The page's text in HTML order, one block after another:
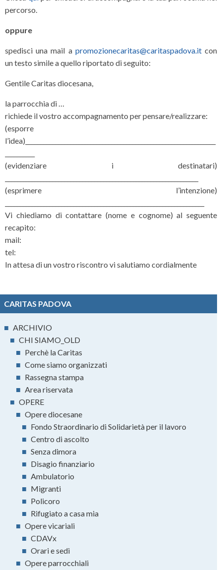
percorso.
oppure
spedisci una mail a promozionecaritas@caritaspadova.itcon
un testo simile a quello riportato di seguito:
Gentile Caritas diocesana,
la parrocchia di …
richiede il vostro accompagnamento per pensare/realizzare:
(esporre
l’idea)________________________________________________________________
(evidenziare i destinatari)
(esprimere l’intenzione)
Vi chiediamo di contattare (nome e cognome) al seguente
recapito:
mail:
tel:
In attesa di un vostro riscontro vi salutiamo cordialmente
CARITAS PADOVA
■ ARCHIVIO
■ CHI SIAMO_OLD
■ Perchè la Caritas
■ Come siamo organizzati
■ Rassegna stampa
■ Area riservata
■ OPERE
■ Opere diocesane
■ Fondo Straordinario di Solidarietà per il lavoro
■ Centro di ascolto
■ Senza dimora
■ Disagio finanziario
■ Ambulatorio
■ Migranti
■ Policoro
■ Rifugiato a casa mia
■ Opere vicariali
■ CDAVx
■ Orari e sedi
■ Opere parrocchiali